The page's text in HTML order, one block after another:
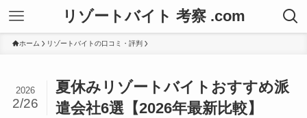
リゾートバイト 考察 .com
ホーム リゾートバイトの口コミ・評判
夏休みリゾートバイトおすすめ派
遣会社6選【2026年最新比較】
2026
2/26